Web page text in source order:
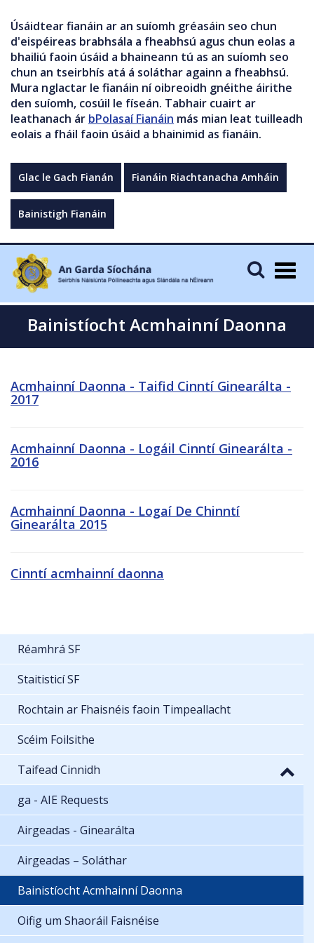
Úsáidtear fianáin ar an suíomh gréasáin seo chun
d'eispéireas brabhsála a fheabhsú agus chun eolas a
bhailiú faoin úsáid a bhaineann tú as an suíomh seo
chun an tseirbhís atá á soláthar againn a fheabhsú.
Mura nglactar le fianáin ní oibreoidh gnéithe áirithe
den suíomh, cosúil le físeán. Tabhair cuairt ar
leathanach ár bPolasaí Fianáin más mian leat tuilleadh
eolais a fháil faoin úsáid a bhainimid as fianáin.
Glac le Gach Fianán Fianáin Riachtanacha Amháin
Bainistigh Fianáin
Bainistíocht Acmhainní Daonna
Acmhainní Daonna - Taifid Cinntí Ginearálta -
2017
Acmhainní Daonna - Logáil Cinntí Ginearálta -
2016
Acmhainní Daonna - Logaí De Chinntí
Ginearálta 2015
Cinntí acmhainní daonna
Réamhrá SF
Staitisticí SF
Rochtain ar Fhaisnéis faoin Timpeallacht
Scéim Foilsithe
Taifead Cinnidh
ga - AIE Requests
Airgeadas - Ginearálta
Airgeadas – Soláthar
Bainistíocht Acmhainní Daonna
Oifig um Shaoráil Faisnéise